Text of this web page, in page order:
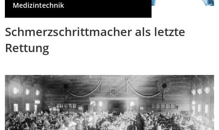
Medizintechnik
Schmerzschrittmacher als letzte
Rettung